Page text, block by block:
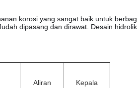
korosi yang sangat baik untuk
dipasang dan dirawat. Desain
Aliran
Kepala